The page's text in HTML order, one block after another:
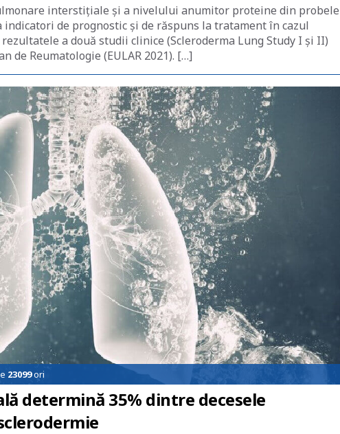
interstițiale și a nivelului anumitor proteine din
de prognostic și de răspuns la tratament în cazul
a două studii clinice (Scleroderma Lung Study I și II)
de Reumatologie (EULAR 2021). […]
23099ori
determină 35% dintre decesele